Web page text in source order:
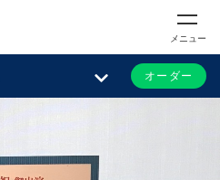
メニュー
オーダー